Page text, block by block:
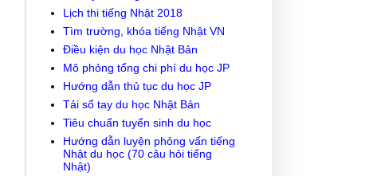
Lịch thi tiếng Nhật 2018
Tìm trường, khóa tiếng Nhật VN
Điều kiện du học Nhật Bản
Mô phỏng tổng chi phí du học JP
Hướng dẫn thủ tục du học JP
Tải sổ tay du học Nhật Bản
Tiêu chuẩn tuyển sinh du học
Hướng dẫn luyện phỏng vấn tiếng
Nhật du học (70 câu hỏi tiếng
Nhật)